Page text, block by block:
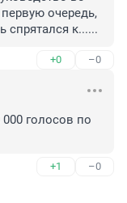
очередь,
спрятался к......
+0 –0
голосов по
+1 –0